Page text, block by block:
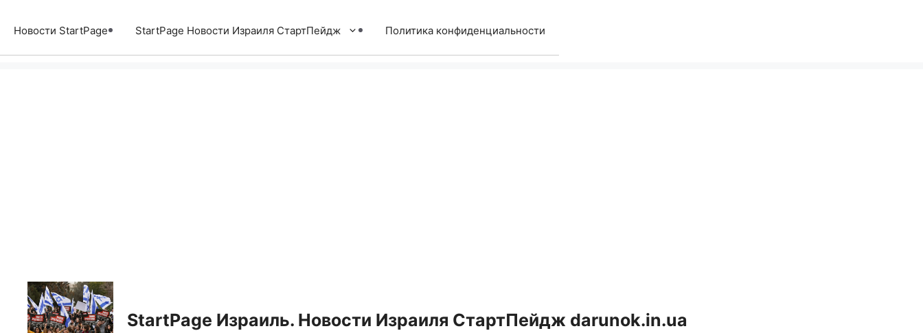
содержимому
Новости StartPage StartPage Новости Израиля СтартПейдж Политика конфиденциальности
StartPage Израиль. Новости Израиля СтартПейдж darunok.in.ua